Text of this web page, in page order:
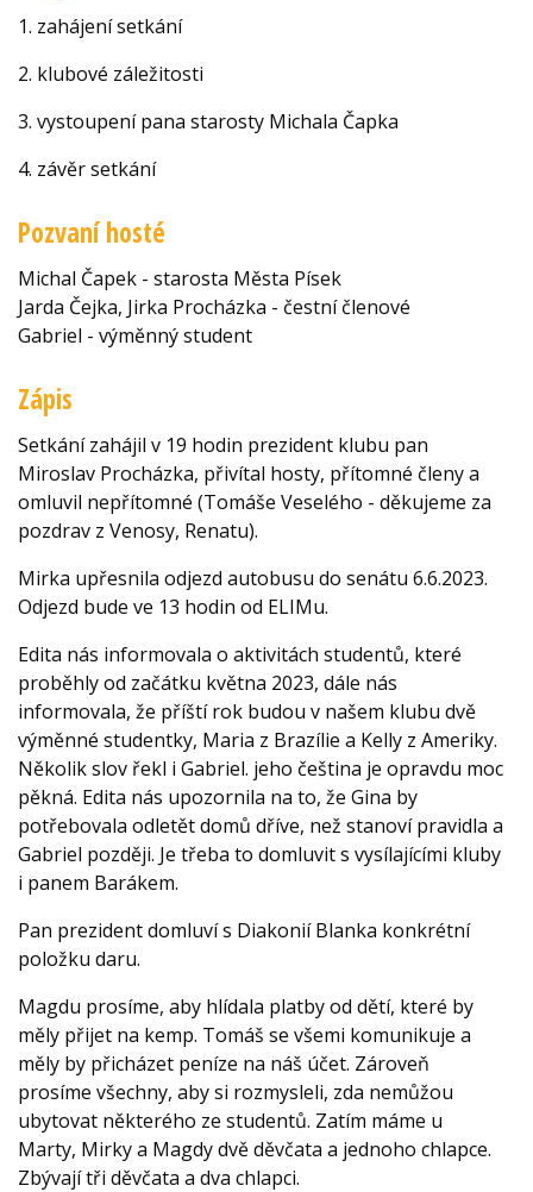
1. zahájení setkání
2. klubové záležitosti
3. vystoupení pana starosty Michala Čapka
4. závěr setkání
Pozvaní hosté
Michal Čapek - starosta Města Písek
Jarda Čejka, Jirka Procházka - čestní členové
Gabriel - výměnný student
Zápis
Setkání zahájil v 19 hodin prezident klubu pan
Miroslav Procházka, přivítal hosty, přítomné členy a
omluvil nepřítomné (Tomáše Veselého - děkujeme za
pozdrav z Venosy, Renatu).
Mirka upřesnila odjezd autobusu do senátu 6.6.2023.
Odjezd bude ve 13 hodin od ELIMu.
Edita nás informovala o aktivitách studentů, které
proběhly od začátku května 2023, dále nás
informovala, že příští rok budou v našem klubu dvě
výměnné studentky, Maria z Brazílie a Kelly z Ameriky.
Několik slov řekl i Gabriel. jeho čeština je opravdu moc
pěkná. Edita nás upozornila na to, že Gina by
potřebovala odletět domů dříve, než stanoví pravidla a
Gabriel později. Je třeba to domluvit s vysílajícími kluby
i panem Barákem.
Pan prezident domluví s Diakonií Blanka konkrétní
položku daru.
Magdu prosíme, aby hlídala platby od dětí, které by
měly přijet na kemp. Tomáš se všemi komunikuje a
měly by přicházet peníze na náš účet. Zároveň
prosíme všechny, aby si rozmysleli, zda nemůžou
ubytovat některého ze studentů. Zatím máme u
Marty, Mirky a Magdy dvě děvčata a jednoho chlapce.
Zbývají tři děvčata a dva chlapci.